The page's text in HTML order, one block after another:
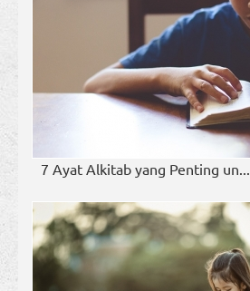
7 Ayat Alkitab yang Penting un...